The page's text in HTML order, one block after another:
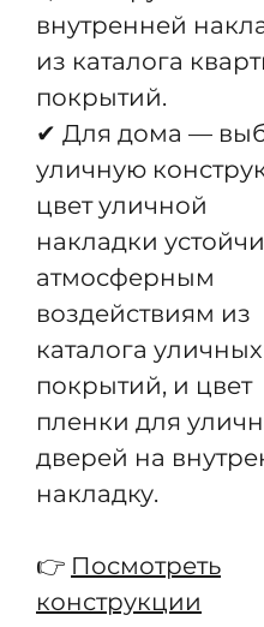
внутренней
из каталога
покрытий.
✔ Для дома —
уличную
цвет уличной
накладки
атмосферным
воздействиям из
каталога уличных
покрытий, и цвет
пленки для
дверей на
накладку.
👉 Посмотреть
конструкции